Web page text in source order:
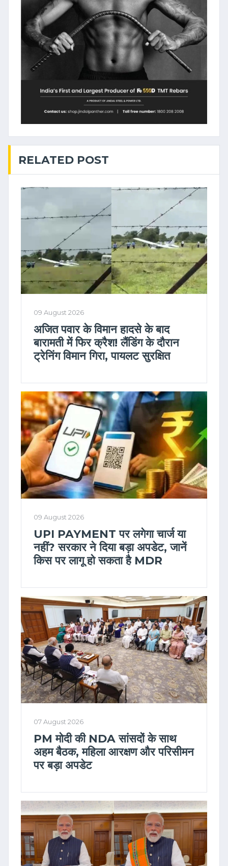
RELATED POST
09 August 2026
अजित पवार के विमान हादसे के बाद
बारामती में फिर क्रैश! लैंडिंग के दौरान
ट्रेनिंग विमान गिरा, पायलट सुरक्षित
09 August 2026
UPI PAYMENT पर लगेगा चार्ज या
नहीं? सरकार ने दिया बड़ा अपडेट, जानें
किस पर लागू हो सकता है MDR
07 August 2026
PM मोदी की NDA सांसदों के साथ
अहम बैठक, महिला आरक्षण और परिसीमन
पर बड़ा अपडेट